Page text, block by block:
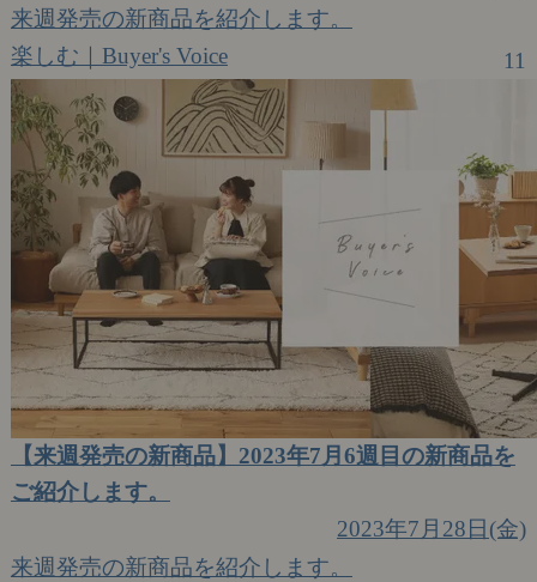
来週発売の新商品を紹介します。
楽しむ｜Buyer's Voice
11
【来週発売の新商品】2023年7月6週目の新商品を
ご紹介します。
2023年7月28日(金)
来週発売の新商品を紹介します。